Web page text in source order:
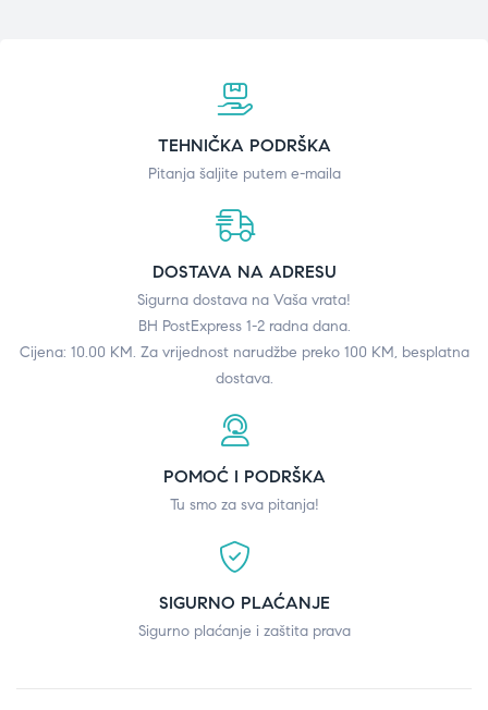
TEHNIČKA PODRŠKA
Pitanja šaljite putem e-maila
DOSTAVA NA ADRESU
Sigurna dostava na Vaša vrata!
BH PostExpress 1-2 radna dana.
Cijena: 10.00 KM. Za vrijednost narudžbe preko 100 KM, besplatna
dostava.
POMOĆ I PODRŠKA
Tu smo za sva pitanja!
SIGURNO PLAĆANJE
Sigurno plaćanje i zaštita prava